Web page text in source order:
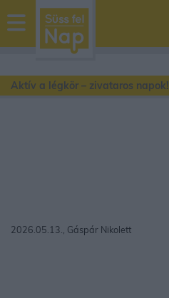
sussfelnap.hu
időjárás
Aktív a légkör – zivataros napok!
2026.05.13., Gáspár Nikolett